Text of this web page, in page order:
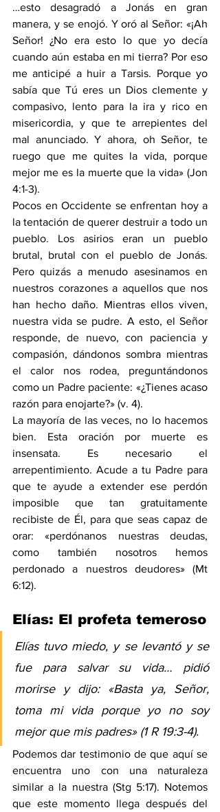
…esto desagradó a Jonás en gran
manera, y se enojó. Y oró al Señor: «¡Ah
Señor! ¿No era esto lo que yo decía
cuando aún estaba en mi tierra? Por eso
me anticipé a huir a Tarsis. Porque yo
sabía que Tú eres un Dios clemente y
compasivo, lento para la ira y rico en
misericordia, y que te arrepientes del
mal anunciado. Y ahora, oh Señor, te
ruego que me quites la vida, porque
mejor me es la muerte que la vida» (Jon
4:1-3).
Pocos en Occidente se enfrentan hoy a
la tentación de querer destruir a todo un
pueblo. Los asirios eran un pueblo
brutal, brutal con el pueblo de Jonás.
Pero quizás a menudo asesinamos en
nuestros corazones a aquellos que nos
han hecho daño. Mientras ellos viven,
nuestra vida se pudre. A esto, el Señor
responde, de nuevo, con paciencia y
compasión, dándonos sombra mientras
el calor nos rodea, preguntándonos
como un Padre paciente: «¿Tienes acaso
razón para enojarte?» (v. 4).
La mayoría de las veces, no lo hacemos
bien. Esta oración por muerte es
insensata. Es necesario el
arrepentimiento. Acude a tu Padre para
que te ayude a extender ese perdón
imposible que tan gratuitamente
recibiste de Él, para que seas capaz de
orar: «perdónanos nuestras deudas,
como también nosotros hemos
perdonado a nuestros deudores» (Mt
6:12).
Elías: El profeta temeroso
Elías tuvo miedo, y se levantó y se
fue para salvar su vida… pidió
morirse y dijo: «Basta ya, Señor,
toma mi vida porque yo no soy
mejor que mis padres» (1 R 19:3-4).
Podemos dar testimonio de que aquí se
encuentra uno con una naturaleza
similar a la nuestra (Stg 5:17). Notemos
que este momento llega después del